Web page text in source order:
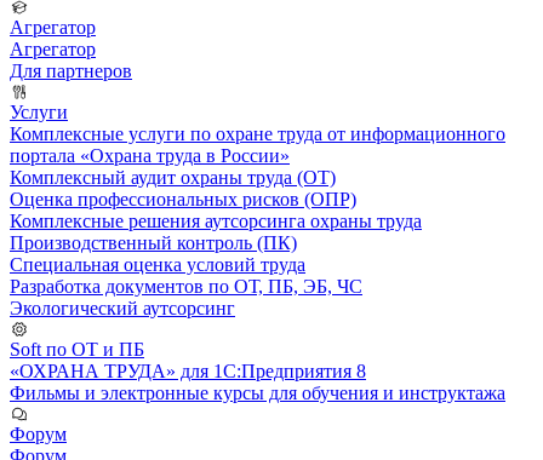
Агрегатор
Агрегатор
Для партнеров
Услуги
Комплексные услуги по охране труда от информационного
портала «Охрана труда в России»
Комплексный аудит охраны труда (ОТ)
Оценка профессиональных рисков (ОПР)
Комплексные решения аутсорсинга охраны труда
Производственный контроль (ПК)
Специальная оценка условий труда
Разработка документов по ОТ, ПБ, ЭБ, ЧС
Экологический аутсорсинг
Soft по ОТ и ПБ
«ОХРАНА ТРУДА» для 1С:Предприятия 8
Фильмы и электронные курсы для обучения и инструктажа
Форум
Форум